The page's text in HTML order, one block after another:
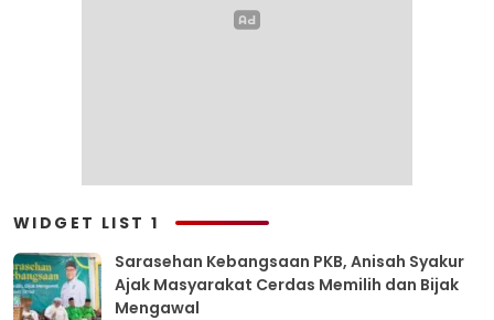
WIDGET LIST 1
Sarasehan Kebangsaan PKB, Anisah Syakur
Ajak Masyarakat Cerdas Memilih dan Bijak
Mengawal